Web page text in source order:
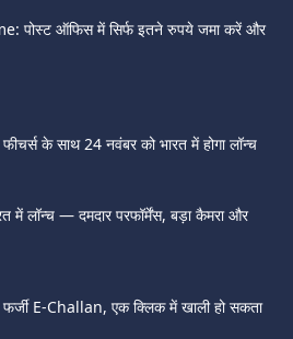
पोस्ट ऑफिस में सिर्फ इतने रुपये जमा करें और
के साथ 24 नवंबर को भारत में होगा लॉन्च
में लॉन्च — दमदार परफॉर्मेंस, बड़ा कैमरा और
फर्जी E-Challan, एक क्लिक में खाली हो सकता